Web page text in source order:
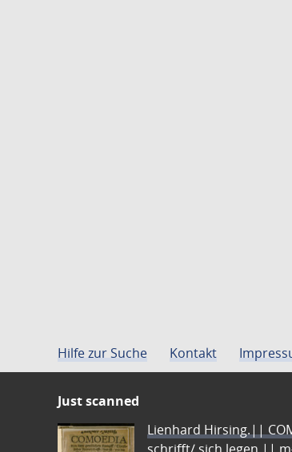
Hilfe zur Suche Kontakt
Just scanned
Lienhard Hirsing.||